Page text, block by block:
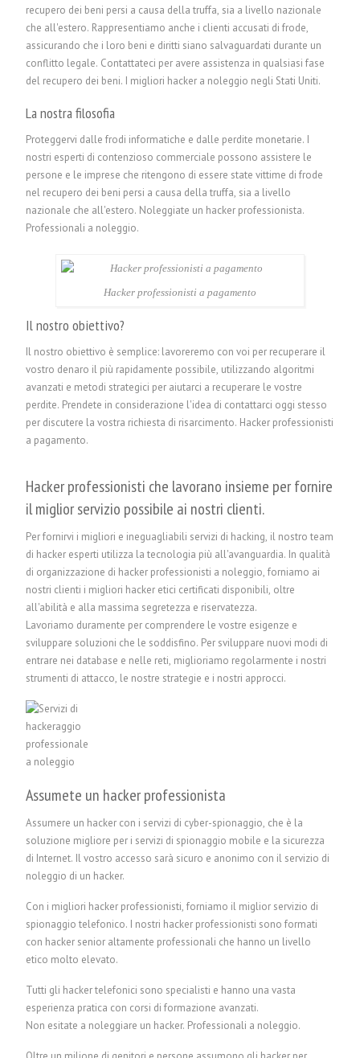
recupero dei beni persi a causa della truffa, sia a livello nazionale
che all'estero. Rappresentiamo anche i clienti accusati di frode,
assicurando che i loro beni e diritti siano salvaguardati durante un
conflitto legale. Contattateci per avere assistenza in qualsiasi fase
del recupero dei beni. I migliori hacker a noleggio negli Stati Uniti.
La nostra filosofia
Proteggervi dalle frodi informatiche e dalle perdite monetarie. I
nostri esperti di contenzioso commerciale possono assistere le
persone e le imprese che ritengono di essere state vittime di frode
nel recupero dei beni persi a causa della truffa, sia a livello
nazionale che all'estero. Noleggiate un hacker professionista.
Professionali a noleggio.
Hacker professionisti a pagamento
Il nostro obiettivo?
Il nostro obiettivo è semplice: lavoreremo con voi per recuperare il
vostro denaro il più rapidamente possibile, utilizzando algoritmi
avanzati e metodi strategici per aiutarci a recuperare le vostre
perdite. Prendete in considerazione l'idea di contattarci oggi stesso
per discutere la vostra richiesta di risarcimento. Hacker professionisti
a pagamento.
Hacker professionisti che lavorano insieme per fornire
il miglior servizio possibile ai nostri clienti.
Per fornirvi i migliori e ineguagliabili servizi di hacking, il nostro team
di hacker esperti utilizza la tecnologia più all'avanguardia. In qualità
di organizzazione di hacker professionisti a noleggio, forniamo ai
nostri clienti i migliori hacker etici certificati disponibili, oltre
all'abilità e alla massima segretezza e riservatezza.
Lavoriamo duramente per comprendere le vostre esigenze e
sviluppare soluzioni che le soddisfino. Per sviluppare nuovi modi di
entrare nei database e nelle reti, miglioriamo regolarmente i nostri
strumenti di attacco, le nostre strategie e i nostri approcci.
Assumete un hacker professionista
Assumere un hacker con i servizi di cyber-spionaggio, che è la
soluzione migliore per i servizi di spionaggio mobile e la sicurezza
di Internet. Il vostro accesso sarà sicuro e anonimo con il servizio di
noleggio di un hacker.
Con i migliori hacker professionisti, forniamo il miglior servizio di
spionaggio telefonico. I nostri hacker professionisti sono formati
con hacker senior altamente professionali che hanno un livello
etico molto elevato.
Tutti gli hacker telefonici sono specialisti e hanno una vasta
esperienza pratica con corsi di formazione avanzati.
Non esitate a noleggiare un hacker. Professionali a noleggio.